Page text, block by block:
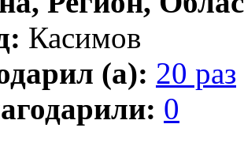
Касимов
(а): 20 раз
0